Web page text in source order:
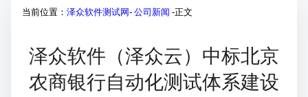
当前位置： 泽众软件测试网- 公司新闻 -正文
泽众软件（泽众云）中标北京
农商银行自动化测试体系建设